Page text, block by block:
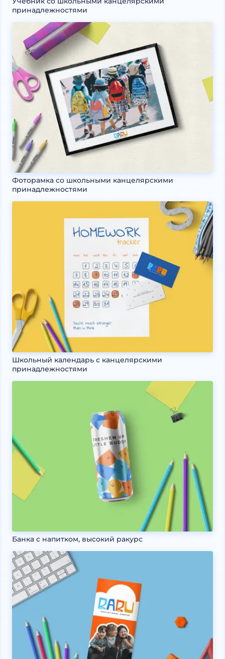
принадлежностями
Фоторамка со школьными канцелярскими
принадлежностями
Школьный календарь с канцелярскими
принадлежностями
Банка с напитком, высокий ракурс